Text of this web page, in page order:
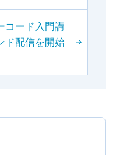
コード入門講
ド配信を開始